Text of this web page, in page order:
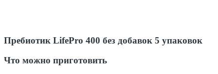
Пребиотик LifePro 400 без добавок 5 упаковок
Что можно приготовить